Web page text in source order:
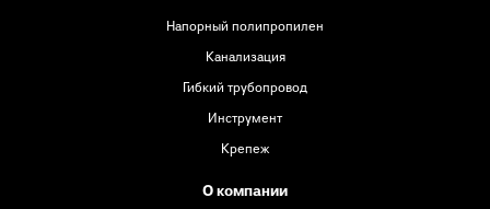
Напорный полипропилен
Канализация
Гибкий трубопровод
Инструмент
Крепеж
О компании